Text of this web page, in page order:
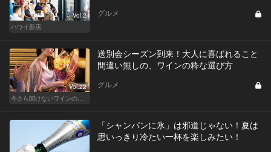
Vol.2
ハワイ新店
グルメ
Vol.22
送別会シーズン到来！大人に喜ばれること
間違い無しの、ワインの粋な選び方
グルメ
「シャンパンに氷」は邪道じゃない！夏は
思いっきり冷たい一杯を楽しみたい！